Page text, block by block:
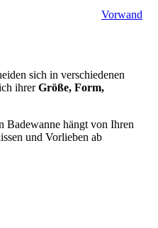
Vorwand
sich in verschiedenen
ihrerGröße, Form,
Badewanne hängt von Ihren
und Vorlieben ab